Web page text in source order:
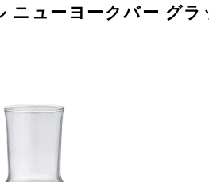
ニューヨークバー グ